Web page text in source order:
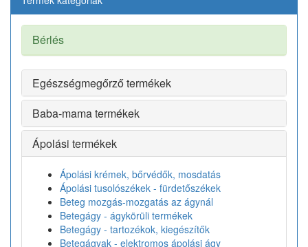
Bérlés
Egészségmegőrző termékek
Baba-mama termékek
Ápolási termékek
Ápolási krémek, bőrvédők, mosdatás
Ápolási tusolószékek - fürdetőszékek
Beteg mozgás-mozgatás az ágynál
Betegágy - ágykörüli termékek
Betegágy - tartozékok, kiegészítők
Betegágyak - elektromos ápolási ágy